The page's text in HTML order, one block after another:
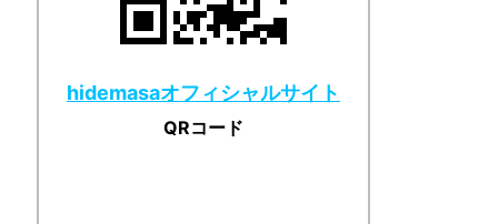
hidemasaオフィシャルサイト
QRコード